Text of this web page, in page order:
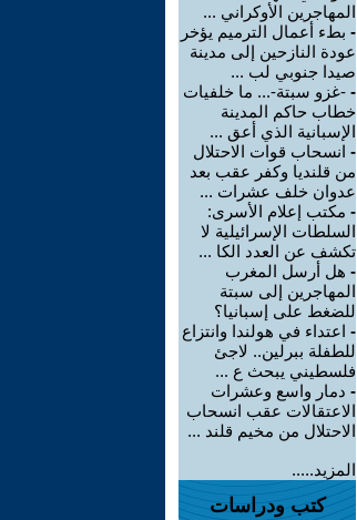
المهاجرين الأوكراني ...
- بطء أعمال الترميم يؤخر
عودة النازحين إلى مدينة
صيدا جنوبي لب ...
- -غزو سبتة-... ما خلفيات
خطاب حاكم المدينة
الإسبانية الذي أعق ...
- انسحاب قوات الاحتلال
من قلنديا وكفر عقب بعد
عدوان خلف عشرات ...
- مكتب إعلام الأسرى:
السلطات الإسرائيلية لا
تكشف عن العدد الكا ...
- هل أرسل المغرب
المهاجرين إلى سبتة
للضغط على إسبانيا؟
- اعتداء في هولندا وانتزاع
للطفلة ببرلين.. لاجئ
فلسطيني يبحث ع ...
- دمار واسع وعشرات
الاعتقالات عقب انسحاب
الاحتلال من مخيم قلند ...
المزيد.....
كتب ودراسات